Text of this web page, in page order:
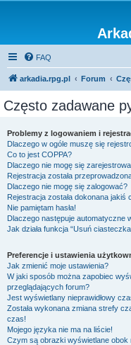
FAQ
arkadia.rpg.pl Forum
Często zadawane
Problemy z logowaniem i
Dlaczego w ogóle muszę się
Co to jest COPPA?
Dlaczego nie mogę się
Rejestracja została
Dlaczego nie mogę się zalogować?
Rejestracja została dokonana
Nie pamiętam hasła!
Dlaczego następuje automatyczne
Jak działa funkcja “Usuń
Preferencje i ustawienia
Jak zmienić moje ustawienia?
W jaki sposób można zapobiec
przeglądających forum?
Jest wyświetlany nieprawidłowy
Została wykonana zmiana strefy
czas!
Mojego języka nie ma na liście!
Czym są obrazki wyświetlane